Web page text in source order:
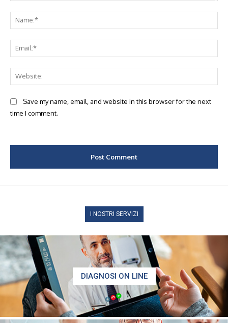
Save my name, email, and website in this browser for the next
time I comment.
I NOSTRI SERVIZI
DIAGNOSI ON LINE